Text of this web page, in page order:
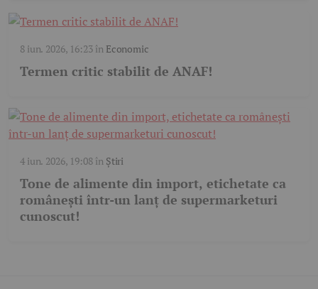
8 iun. 2026, 16:23în Economic
Termen critic stabilit de ANAF!
4 iun. 2026, 19:08în Știri
Tone de alimente din import, etichetate ca
românești într-un lanț de supermarketuri
cunoscut!